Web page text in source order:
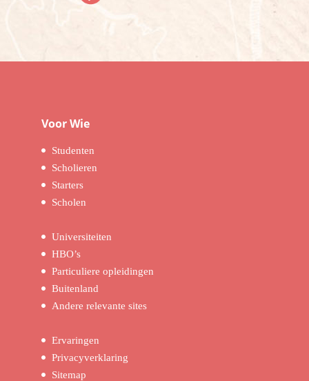
Voor Wie
Studenten
Scholieren
Starters
Scholen
Universiteiten
HBO’s
Particuliere opleidingen
Buitenland
Andere relevante sites
Ervaringen
Privacyverklaring
Sitemap